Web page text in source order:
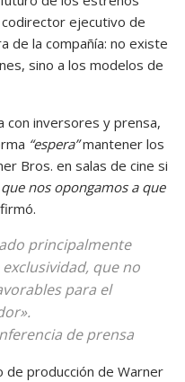
codirector ejecutivo de
de la compañía: no existe
sino a los modelos de
con inversores y prensa,
“espera”mantener los
Bros. en salas de cine si
que nos opongamos a que
principalmente
que no
para el
.
de prensa
de producción de Warner